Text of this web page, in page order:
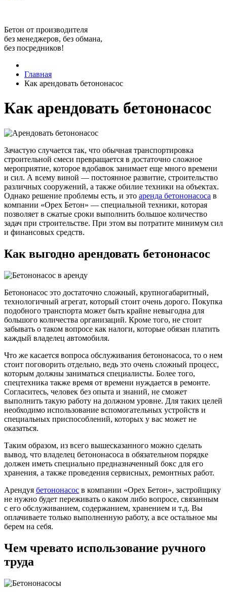
Бетон от производителя
без менеджеров, без обмана,
без посредников!
Главная
Как арендовать бетононасос
Как арендовать бетононасос
Зачастую случается так, что обычная транспортировка
строительной смеси превращается в достаточно сложное
мероприятие, которое вдобавок занимает еще много времени
и сил. А всему виной — постоянное развитие, строительство
различных сооружений, а также обилие техники на объектах.
Однако решение проблемы есть, и это аренда бетононасоса в
компании «Орех Бетон» — специальной техники, которая
позволяет в сжатые сроки выполнить большое количество
задач при строительстве. При этом вы потратите минимум сил
и финансовых средств.
Как выгодно арендовать бетононасос
Бетононасос это достаточно сложный, крупногабаритный,
технологичный агрегат, который стоит очень дорого. Покупка
подобного транспорта может быть крайне невыгодна для
большого количества организаций. Кроме того, не стоит
забывать о таком вопросе как налоги, которые обязан платить
каждый владелец автомобиля.
Что же касается вопроса обслуживания бетононасоса, то о нем
стоит поговорить отдельно, ведь это очень сложный процесс,
которым должны заниматься специалисты. Более того,
спецтехника также время от времени нуждается в ремонте.
Согласитесь, человек без опыта и знаний, не сможет
выполнить такую работу на должном уровне. Для таких целей
необходимо использование вспомогательных устройств и
специальных приспособлений, которых у вас может не
оказаться.
Таким образом, из всего вышесказанного можно сделать
вывод, что владелец бетононасоса в обязательном порядке
должен иметь специально предназначенный бокс для его
хранения, а также проведения сервисных, ремонтных работ.
Арендуя бетононасос в компании «Орех Бетон», застройщику
не нужно будет переживать о каком либо вопросе, связанным
с его обслуживанием, содержанием, хранением и т.д. Вы
оплачиваете только выполненную работу, а все остальное мы
берем на себя.
Чем чревато использование ручного
труда